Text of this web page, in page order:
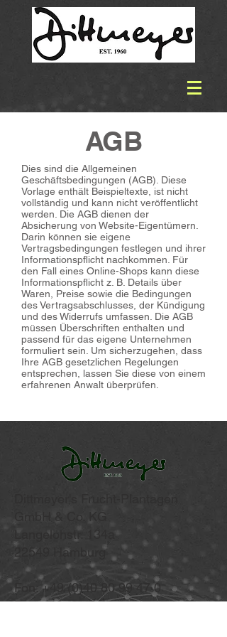
AGB
Dies sind die Allgemeinen
Geschäftsbedingungen (AGB). Diese
Vorlage enthält Beispieltexte, ist nicht
vollständig und kann nicht veröffentlicht
werden. Die AGB dienen der
Absicherung von Website-Eigentümern.
Darin können sie eigene
Vertragsbedingungen festlegen und ihrer
Informationspflicht nachkommen. Für
den Fall eines Online-Shops kann diese
Informationspflicht z. B. Details über
Waren, Preise sowie die Bedingungen
des Vertragsabschlusses, der Kündigung
und des Widerrufs umfassen. Die AGB
müssen Überschriften enthalten und
passend für das eigene Unternehmen
formuliert sein. Um sicherzugehen, dass
Ihre AGB gesetzlichen Regelungen
entsprechen, lassen Sie diese von einem
erfahrenen Anwalt überprüfen.
GmbH & Co. KG
Langelohstr. 134a
22549 Hamburg
Fon: +49 (0)40 80 99 47 0
Fax: +49 (0)40 80 99 47 47